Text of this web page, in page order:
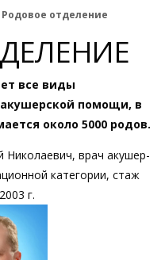
Родовое отделение
все виды
помощи, в
около 5000 родов.
Николаевич, врач акушер-
категории, стаж
г.